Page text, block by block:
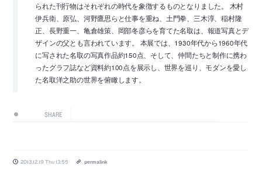
られた刊行物はそれぞれの時代を象徴するものとなりました。 木村
伊兵衛、原弘、河野鷹思らと仕事を重ね、土門拳、三木淳、稲村隆
正、長野重一、亀倉雄策、岡部冬彦らを育てた名取は、報道写真とデ
ザインの父とも言われています。 本展では、1930年代から1960年代
に写された名取の写真作品約150点、そして、仲間たちと制作に携わ
ったグラフ誌など資料約100点を展示し、世界を巡り、モダンを愛し
た名取洋之助の世界を俯瞰します。
SHARE
2013.12.19 Thu 13:55 permalink